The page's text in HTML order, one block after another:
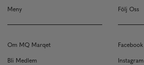
Meny
Om MQ Marqet
Bli Medlem
Följ Oss
Facebook
Instagram